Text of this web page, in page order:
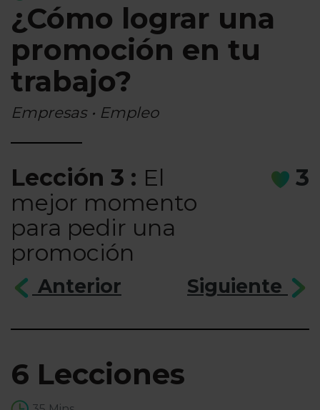
¿Cómo lograr una
promoción en tu
trabajo?
Empresas • Empleo
Lección 3 : El
mejor momento
para pedir una
promoción
3
Anterior Siguiente
6 Lecciones